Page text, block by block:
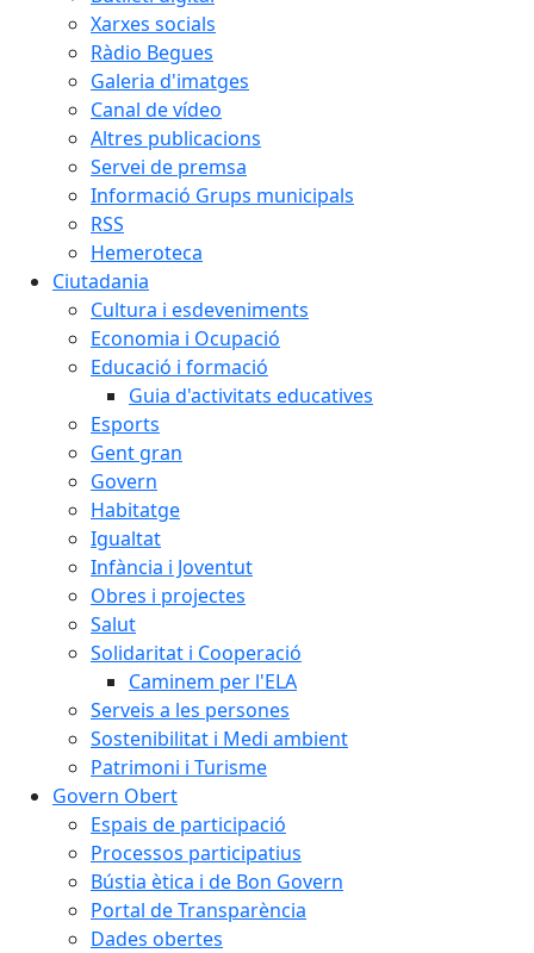
Xarxes socials
Ràdio Begues
Galeria d'imatges
Canal de vídeo
Altres publicacions
Servei de premsa
Informació Grups municipals
RSS
Hemeroteca
Ciutadania
Cultura i esdeveniments
Economia i Ocupació
Educació i formació
Guia d'activitats educatives
Esports
Gent gran
Govern
Habitatge
Igualtat
Infància i Joventut
Obres i projectes
Salut
Solidaritat i Cooperació
Caminem per l'ELA
Serveis a les persones
Sostenibilitat i Medi ambient
Patrimoni i Turisme
Govern Obert
Espais de participació
Processos participatius
Bústia ètica i de Bon Govern
Portal de Transparència
Dades obertes